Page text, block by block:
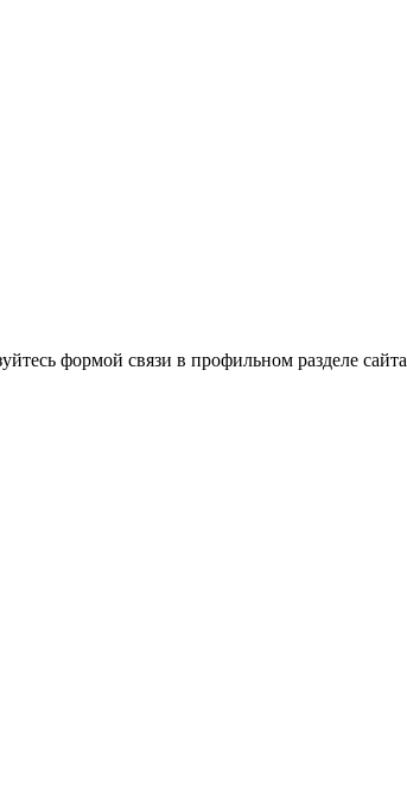
формой связи в профильном разделе сайта